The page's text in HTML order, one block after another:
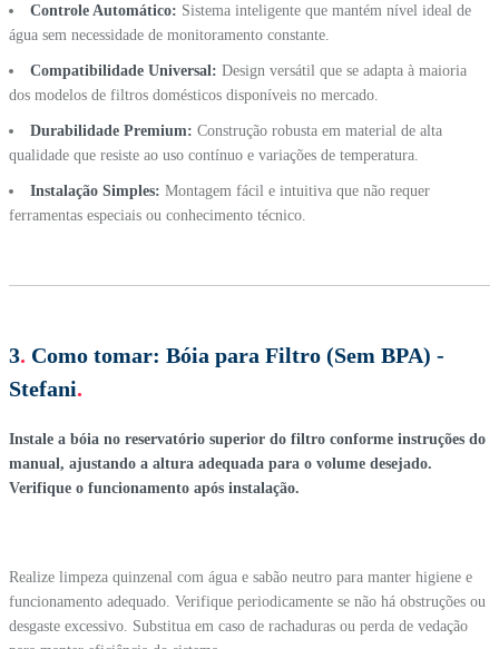
Controle Automático: Sistema inteligente que mantém nível ideal de
água sem necessidade de monitoramento constante.
Compatibilidade Universal: Design versátil que se adapta à maioria
dos modelos de filtros domésticos disponíveis no mercado.
Durabilidade Premium: Construção robusta em material de alta
qualidade que resiste ao uso contínuo e variações de temperatura.
Instalação Simples: Montagem fácil e intuitiva que não requer
ferramentas especiais ou conhecimento técnico.
3. Como tomar: Bóia para Filtro (Sem BPA) -
Stefani.
Instale a bóia no reservatório superior do filtro conforme instruções do
manual, ajustando a altura adequada para o volume desejado.
Verifique o funcionamento após instalação.
Realize limpeza quinzenal com água e sabão neutro para manter higiene e
funcionamento adequado. Verifique periodicamente se não há obstruções ou
desgaste excessivo. Substitua em caso de rachaduras ou perda de vedação